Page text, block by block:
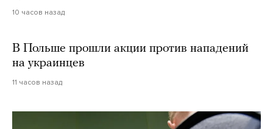
10 часов назад
В Польше прошли акции против нападений
на украинцев
11 часов назад